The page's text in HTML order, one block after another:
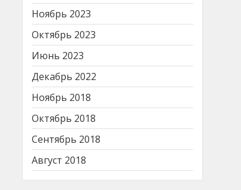
Ноябрь 2023
Октябрь 2023
Июнь 2023
Декабрь 2022
Ноябрь 2018
Октябрь 2018
Сентябрь 2018
Август 2018